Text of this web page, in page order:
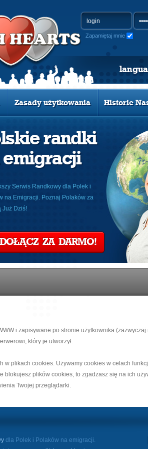
Zapamiętaj mnie
Zasady użytkowania Historie
randki
emigracji
Serwis Randkowy dla Polek i
na Emigracji. Poznaj Polaków za
Już Dziś!
DOŁĄCZ ZA DARMO!
i zapisywane po stronie użytkownika
który je utworzył.
plikach cookies. Używamy cookies w celach
plików cookies, to zgadzasz się na ich
Twojej przeglądarki.
dla Polek i Polaków na emigracji.